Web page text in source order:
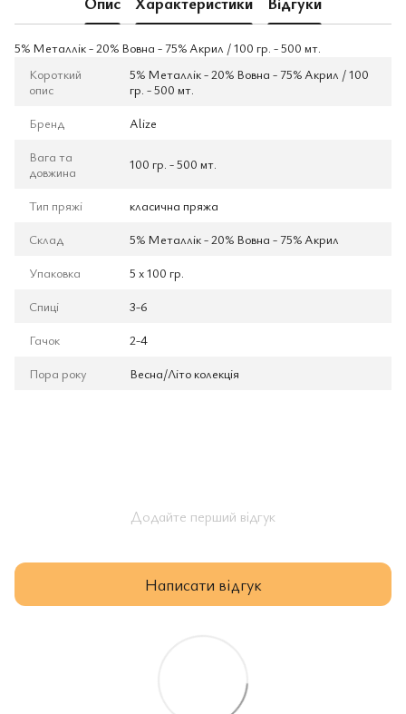
5% Mеталлік - 20% Вовна - 75% Aкрил / 100 гр. - 500 мт.
Короткий
опис
5% Mеталлік - 20% Вовна - 75% Aкрил / 100
гр. - 500 мт.
Бренд
Alize
Вага та
довжина
100 гр. - 500 мт.
Тип пряжі
класична пряжа
Склад
5% Металлік - 20% Вовна - 75% Aкрил
Упаковка
5 x 100 гр.
Спиці
3-6
Гачок
2-4
Пора року
Весна/Літо колекція
Додайте перший відгук
Написати відгук